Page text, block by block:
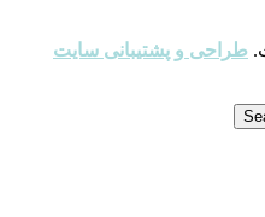
طراحی و پشتیبانی سایت